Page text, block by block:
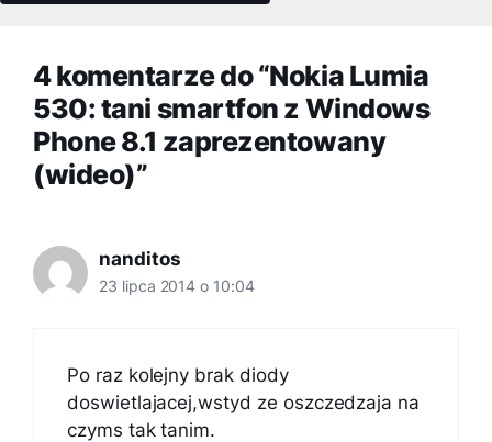
4 komentarze do “Nokia Lumia
530: tani smartfon z Windows
Phone 8.1 zaprezentowany
(wideo)”
nanditos
23 lipca 2014 o 10:04
Po raz kolejny brak diody
doswietlajacej,wstyd ze oszczedzaja na
czyms tak tanim.